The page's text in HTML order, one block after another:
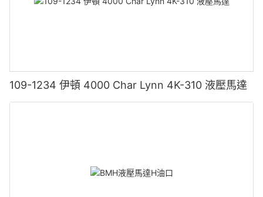
109-1234 伊頓 4000 Char Lynn 4K-310 液壓馬達